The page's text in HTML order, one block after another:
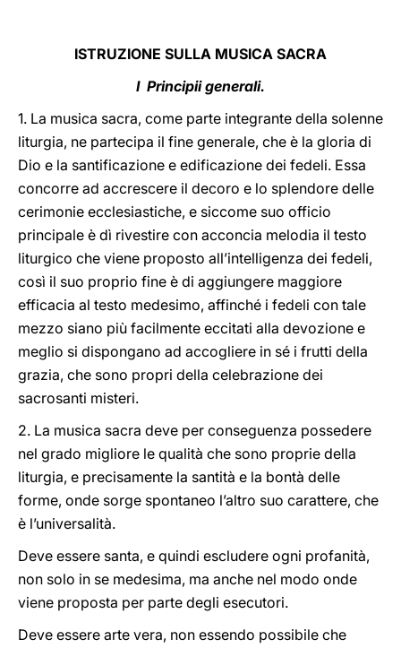
ISTRUZIONE SULLA MUSICA SACRA
I Principii generali.
1. La musica sacra, come parte integrante della solenne
liturgia, ne partecipa il fine generale, che è la gloria di
Dio e la santificazione e edificazione dei fedeli. Essa
concorre ad accrescere il decoro e lo splendore delle
cerimonie ecclesiastiche, e siccome suo officio
principale è dì rivestire con acconcia melodia il testo
liturgico che viene proposto all’intelligenza dei fedeli,
così il suo proprio fine è di aggiungere maggiore
efficacia al testo medesimo, affinché i fedeli con tale
mezzo siano più facilmente eccitati alla devozione e
meglio si dispongano ad accogliere in sé i frutti della
grazia, che sono propri della celebrazione dei
sacrosanti misteri.
2. La musica sacra deve per conseguenza possedere
nel grado migliore le qualità che sono proprie della
liturgia, e precisamente la santità e la bontà delle
forme, onde sorge spontaneo l’altro suo carattere, che
è l’universalità.
Deve essere santa, e quindi escludere ogni profanità,
non solo in se medesima, ma anche nel modo onde
viene proposta per parte degli esecutori.
Deve essere arte vera, non essendo possibile che